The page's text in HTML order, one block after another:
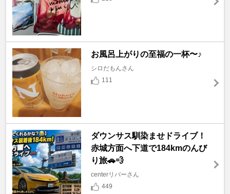
お風呂上がりの至福の一杯〜♪
シロだもんさん
111
ダウンサス馴染ませドライブ！
赤城方面へ下道で184kmのんび
り旅🚗💨
centerリバーさん
449